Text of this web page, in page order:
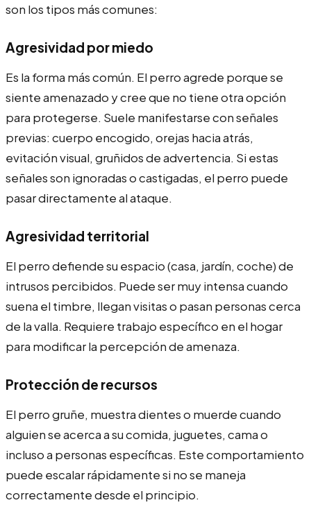
son los tipos más comunes:
Agresividad por miedo
Es la forma más común. El perro agrede porque se
siente amenazado y cree que no tiene otra opción
para protegerse. Suele manifestarse con señales
previas: cuerpo encogido, orejas hacia atrás,
evitación visual, gruñidos de advertencia. Si estas
señales son ignoradas o castigadas, el perro puede
pasar directamente al ataque.
Agresividad territorial
El perro defiende su espacio (casa, jardín, coche) de
intrusos percibidos. Puede ser muy intensa cuando
suena el timbre, llegan visitas o pasan personas cerca
de la valla. Requiere trabajo específico en el hogar
para modificar la percepción de amenaza.
Protección de recursos
El perro gruñe, muestra dientes o muerde cuando
alguien se acerca a su comida, juguetes, cama o
incluso a personas específicas. Este comportamiento
puede escalar rápidamente si no se maneja
correctamente desde el principio.